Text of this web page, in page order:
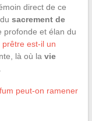
direct de ce
sacrement de
profonde et élan du
prêtre est-il un
là où la vie
peut-on ramener